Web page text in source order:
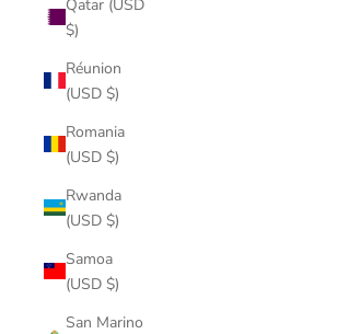
Qatar (USD
$)
Réunion
(USD $)
Romania
(USD $)
Rwanda
(USD $)
Samoa
(USD $)
San Marino